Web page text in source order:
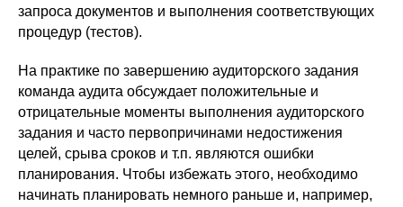
запроса документов и выполнения соответствующих
процедур (тестов).
На практике по завершению аудиторского задания
команда аудита обсуждает положительные и
отрицательные моменты выполнения аудиторского
задания и часто первопричинами недостижения
целей, срыва сроков и т.п. являются ошибки
планирования. Чтобы избежать этого, необходимо
начинать планировать немного раньше и, например,